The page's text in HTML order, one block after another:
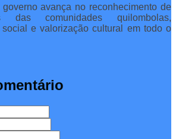
avança no reconhecimento de
das comunidades quilombolas,
e valorização cultural em todo o